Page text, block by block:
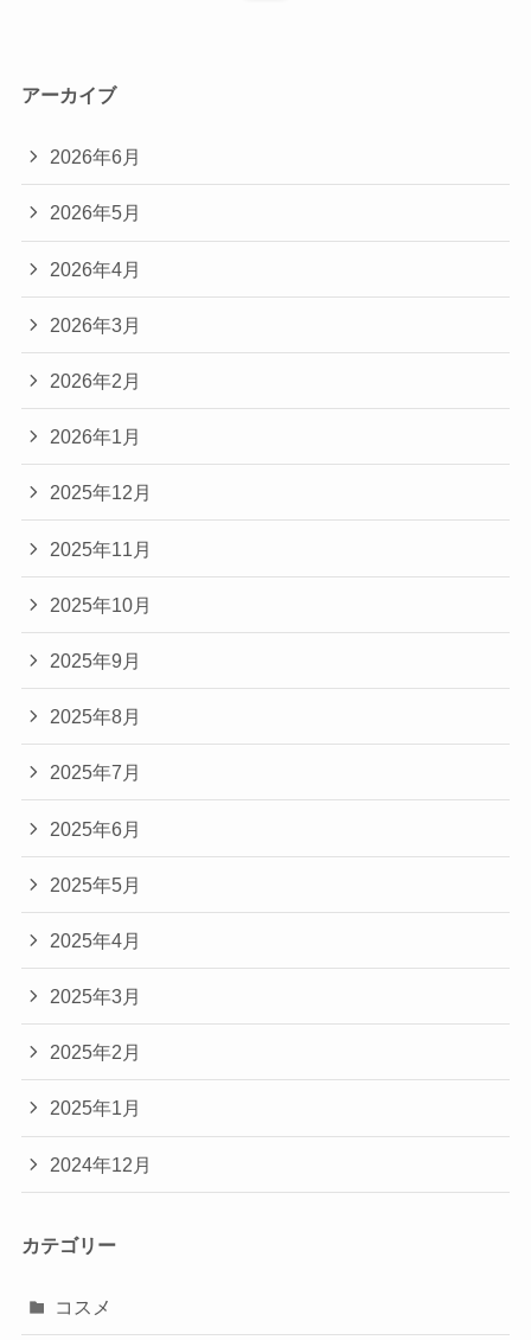
アーカイブ
2026年6月
2026年5月
2026年4月
2026年3月
2026年2月
2026年1月
2025年12月
2025年11月
2025年10月
2025年9月
2025年8月
2025年7月
2025年6月
2025年5月
2025年4月
2025年3月
2025年2月
2025年1月
2024年12月
カテゴリー
コスメ